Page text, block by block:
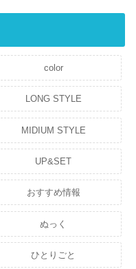
color
LONG STYLE
MIDIUM STYLE
UP&SET
おすすめ情報
ぬっく
ひとりごと